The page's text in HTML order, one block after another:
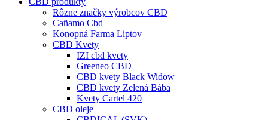
Rôzne značky výrobcov CBD
Cañamo Cbd
Konopná Farma Liptov
CBD Kvety
IZI cbd kvety
Greeneo CBD
CBD kvety Black Widow
CBD kvety Zelená Bába
Kvety Cartel 420
CBD oleje